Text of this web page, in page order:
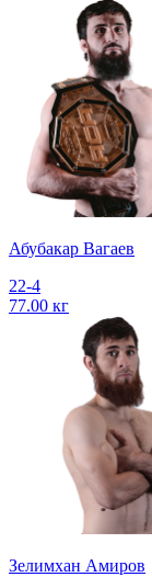
Абубакар Вагаев
22-4
77.00 кг
Зелимхан Амиров